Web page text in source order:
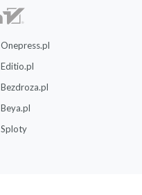
Onepress.pl
Editio.pl
Bezdroza.pl
Beya.pl
Sploty